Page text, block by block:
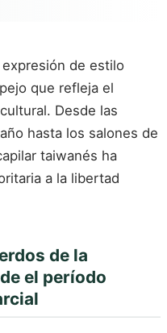
de estilo
que refleja el
Desde las
hasta los salones de
taiwanés ha
a la libertad
de la
el período